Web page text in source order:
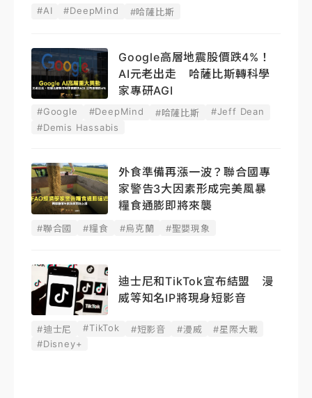
#AI #DeepMind #哈薩比斯
Google高層地震股價跌4%！
AI元老出走 哈薩比斯轉科學
家專研AGI
#Google #DeepMind #哈薩比斯
#Jeff Dean
#Demis Hassabis
外食準備再漲一波？聯合國專
家警告3大因素形成完美風暴
糧食通膨即將來襲
#聯合國 #糧食 #烏克蘭 #聖嬰現象
迪士尼和TikTok宣布結盟 漫
威等知名IP將現身短影音
#迪士尼 #TikTok #短影音 #漫威
#星際大戰
#Disney+